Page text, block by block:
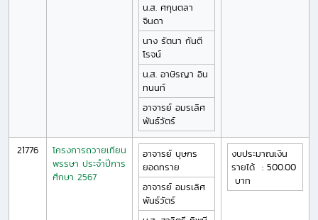
น.ส. ศกุนตลา
จินดา
นาง รัตนา กันตี
โรจน์
น.ส. อาษิรญา อิน
ทนนท์
อาจารย์ อมรเลิศ
พันธ์วัตร์
21776
โครงการถวายเทียน
พรรษา ประจำปีการ
ศึกษา 2567
อาจารย์ บุษกร
ยอดทราย
อาจารย์ อมรเลิศ
พันธ์วัตร์
งบประมาณเงิน
รายได้: 500.00
บาท